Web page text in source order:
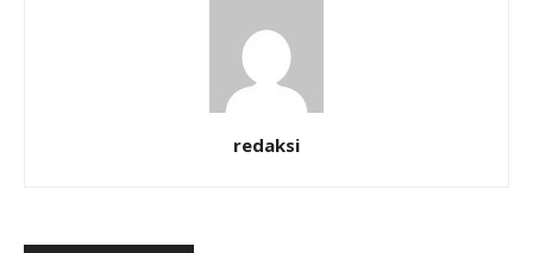
redaksi